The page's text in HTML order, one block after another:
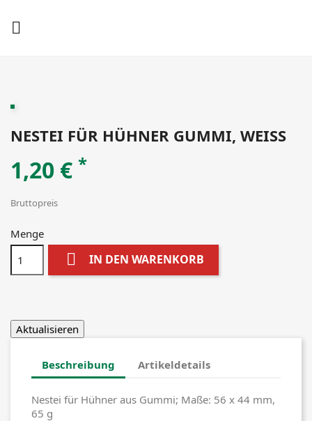

NESTEI FÜR HÜHNER GUMMI, WEISS
1,20 € *
Bruttopreis
Menge
 IN DEN WARENKORB
Beschreibung Artikeldetails
Nestei für Hühner aus Gummi; Maße: 56 x 44 mm,
65 g